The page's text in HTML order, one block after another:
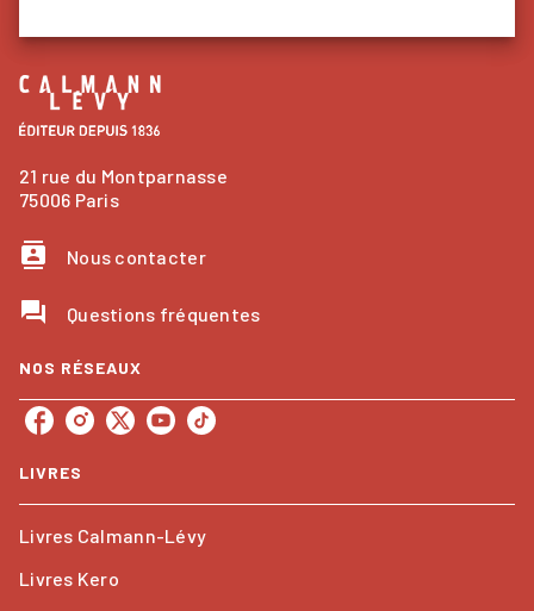
21 rue du Montparnasse
75006 Paris
contacts Nous contacter
question_answer Questions fréquentes
NOS RÉSEAUX
LIVRES
Livres Calmann-Lévy
Livres Kero